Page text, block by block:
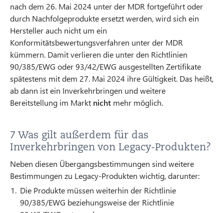
nach dem 26. Mai 2024 unter der MDR fortgeführt oder
durch Nachfolgeprodukte ersetzt werden, wird sich ein
Hersteller auch nicht um ein
Konformitätsbewertungsverfahren unter der MDR
kümmern. Damit verlieren die unter den Richtlinien
90/385/EWG oder 93/42/EWG ausgestellten Zertifikate
spätestens mit dem 27. Mai 2024 ihre Gültigkeit. Das heißt,
ab dann ist ein Inverkehrbringen und weitere
Bereitstellung im Markt nicht mehr möglich.
7 Was gilt außerdem für das
Inverkehrbringen von Legacy-Produkten?
Neben diesen Übergangsbestimmungen sind weitere
Bestimmungen zu Legacy-Produkten wichtig, darunter:
Die Produkte müssen weiterhin der Richtlinie
90/385/EWG beziehungsweise der Richtlinie